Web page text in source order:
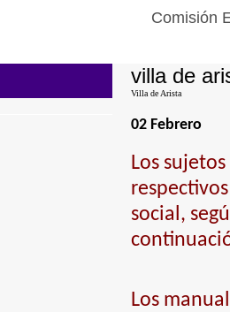
Comisión
villa de
Villa de Arista
02 Febrero
Los
social,
Los